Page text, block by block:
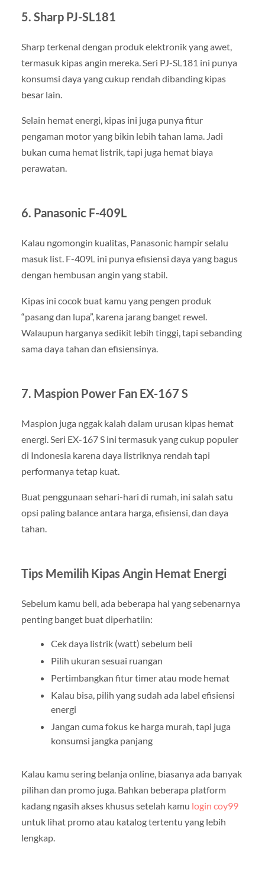
5. Sharp PJ-SL181
Sharp terkenal dengan produk elektronik yang awet,
termasuk kipas angin mereka. Seri PJ-SL181 ini punya
konsumsi daya yang cukup rendah dibanding kipas
besar lain.
Selain hemat energi, kipas ini juga punya fitur
pengaman motor yang bikin lebih tahan lama. Jadi
bukan cuma hemat listrik, tapi juga hemat biaya
perawatan.
6. Panasonic F-409L
Kalau ngomongin kualitas, Panasonic hampir selalu
masuk list. F-409L ini punya efisiensi daya yang bagus
dengan hembusan angin yang stabil.
Kipas ini cocok buat kamu yang pengen produk
“pasang dan lupa”, karena jarang banget rewel.
Walaupun harganya sedikit lebih tinggi, tapi sebanding
sama daya tahan dan efisiensinya.
7. Maspion Power Fan EX-167 S
Maspion juga nggak kalah dalam urusan kipas hemat
energi. Seri EX-167 S ini termasuk yang cukup populer
di Indonesia karena daya listriknya rendah tapi
performanya tetap kuat.
Buat penggunaan sehari-hari di rumah, ini salah satu
opsi paling balance antara harga, efisiensi, dan daya
tahan.
Tips Memilih Kipas Angin Hemat Energi
Sebelum kamu beli, ada beberapa hal yang sebenarnya
penting banget buat diperhatiin:
Cek daya listrik (watt) sebelum beli
Pilih ukuran sesuai ruangan
Pertimbangkan fitur timer atau mode hemat
Kalau bisa, pilih yang sudah ada label efisiensi
energi
Jangan cuma fokus ke harga murah, tapi juga
konsumsi jangka panjang
Kalau kamu sering belanja online, biasanya ada banyak
pilihan dan promo juga. Bahkan beberapa platform
kadang ngasih akses khusus setelah kamu login coy99
untuk lihat promo atau katalog tertentu yang lebih
lengkap.